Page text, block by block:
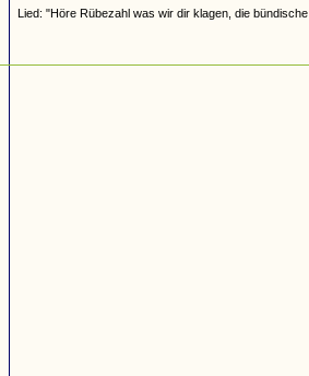
Lied: "Höre Rübezahl was wir dir klagen, die